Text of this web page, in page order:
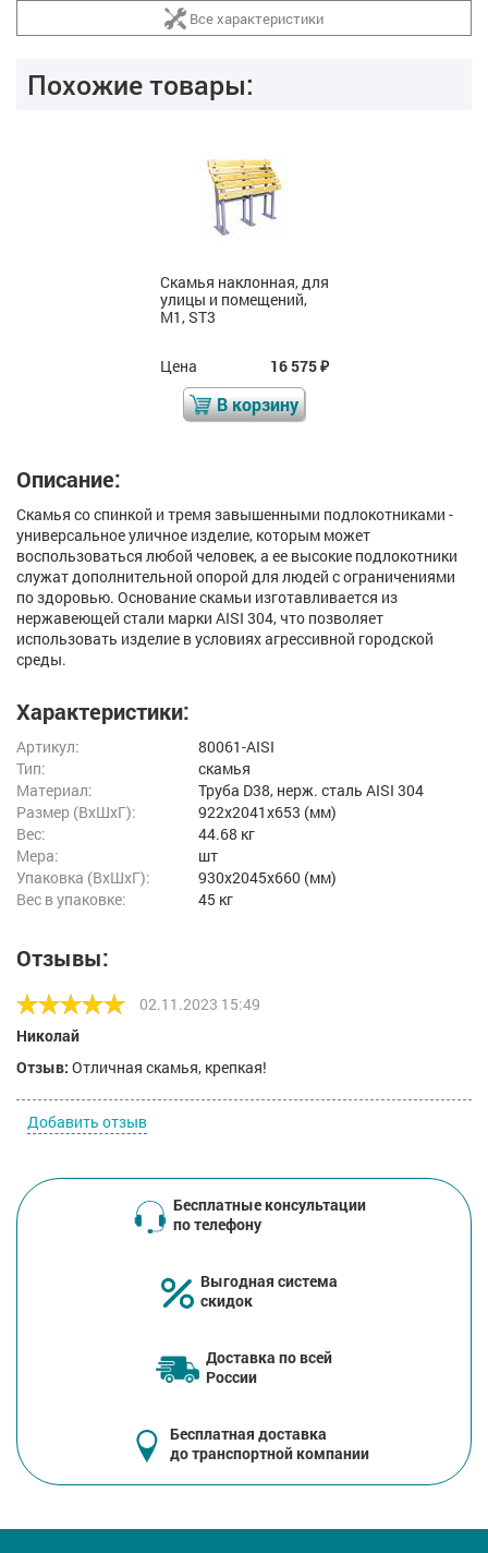
Все характеристики
Похожие товары:
Скамья наклонная, для
улицы и помещений,
М1, ST3
Цена 16 575₽
В корзину
Описание:
Скамья со спинкой и тремя завышенными подлокотниками -
универсальное уличное изделие, которым может
воспользоваться любой человек, а ее высокие подлокотники
служат дополнительной опорой для людей с ограничениями
по здоровью. Основание скамьи изготавливается из
нержавеющей стали марки AISI 304, что позволяет
использовать изделие в условиях агрессивной городской
среды.
Характеристики:
Артикул:
80061-AISI
Тип:
скамья
Материал:
Труба D38, нерж. сталь AISI 304
Размер (ВxШxГ):
922x2041x653 (мм)
Вес:
44.68 кг
Мера:
шт
Упаковка (ВхШхГ):
930x2045x660 (мм)
Вес в упаковке:
45 кг
Отзывы:
02.11.2023 15:49
Николай
Отзыв: Отличная скамья, крепкая!
Добавить отзыв
Бесплатные консультации
по телефону
Выгодная система
скидок
Доставка по всей
России
Бесплатная доставка
до транспортной компании